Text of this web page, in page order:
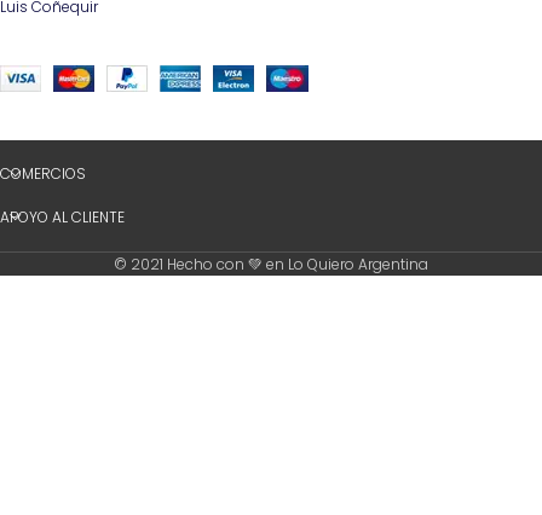
Luis Coñequir
COMERCIOS
APOYO AL CLIENTE
© 2021 Hecho con 💚 en Lo Quiero Argentina